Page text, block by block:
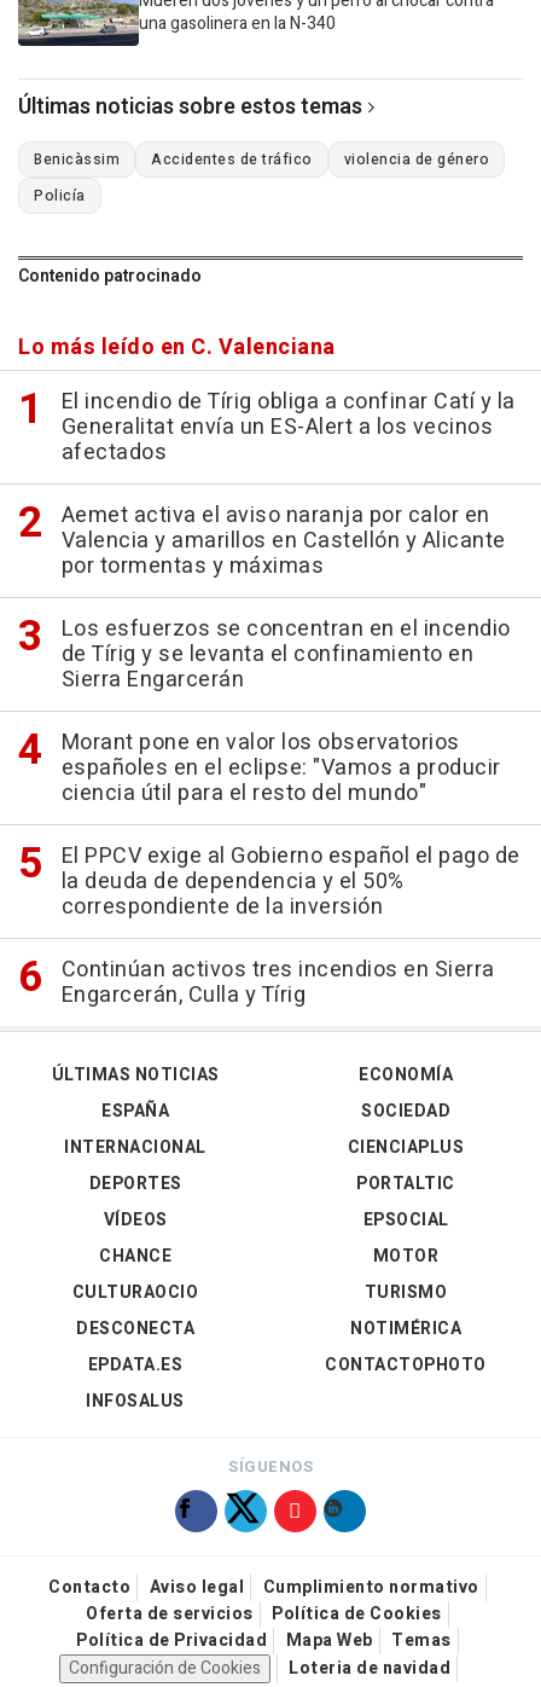
una gasolinera en la N-340
Últimas noticias sobre estos temas
Benicàssim Accidentes de tráfico
violencia de género
Policía
Contenido patrocinado
Lo más leído en C. Valenciana
El incendio de Tírig obliga a confinar Catí y la
Generalitat envía un ES-Alert a los vecinos
afectados
Aemet activa el aviso naranja por calor en
Valencia y amarillos en Castellón y Alicante
por tormentas y máximas
Los esfuerzos se concentran en el incendio
de Tírig y se levanta el confinamiento en
Sierra Engarcerán
Morant pone en valor los observatorios
españoles en el eclipse: "Vamos a producir
ciencia útil para el resto del mundo"
El PPCV exige al Gobierno español el pago de
la deuda de dependencia y el 50%
correspondiente de la inversión
Continúan activos tres incendios en Sierra
Engarcerán, Culla y Tírig
ÚLTIMAS NOTICIAS
ESPAÑA
INTERNACIONAL
DEPORTES
VÍDEOS
ECONOMÍA
SOCIEDAD
CIENCIAPLUS
PORTALTIC
EPSOCIAL
CHANCE
CULTURAOCIO
DESCONECTA
EPDATA.ES
INFOSALUS
MOTOR
TURISMO
NOTIMÉRICA
CONTACTOPHOTO
SÍGUENOS
Contacto Aviso legal
Cumplimiento normativo
Oferta de servicios
Política de Cookies
Política de Privacidad
Mapa Web
Temas
Configuración de Cookies
Loteria de navidad